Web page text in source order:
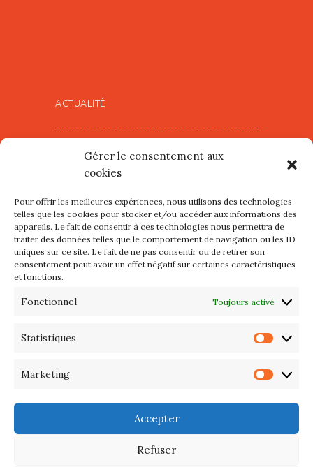
Gérer le consentement aux
cookies
Pour offrir les meilleures expériences, nous utilisons des technologies
telles que les cookies pour stocker et/ou accéder aux informations des
appareils. Le fait de consentir à ces technologies nous permettra de
traiter des données telles que le comportement de navigation ou les ID
uniques sur ce site. Le fait de ne pas consentir ou de retirer son
consentement peut avoir un effet négatif sur certaines caractéristiques
et fonctions.
Fonctionnel Toujours activé
Statistiques
Marketing
Accepter
Refuser
ACTUALITÉ
mercredi 12 et jeudi 13 août
2026
Les petits formats du Port
d’Orange : Mercredi 22 juillet de
10h à 20h
2026 – Maison du Phare de
d’artistes – 13 et 14 Septembre